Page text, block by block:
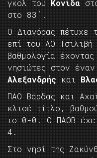
γκολ του Κονίδα
στο 83΄.
Ο Διαγόρας πέτυχε
επί του ΑΟ
βαθμολογία
νησιώτες στον
Αλεξανδρής και
ΠΑΟ Βάρδας και
κλισέ τίτλο,
το 0-0. Ο ΠΑΟΒ
4.
Στο νησί της